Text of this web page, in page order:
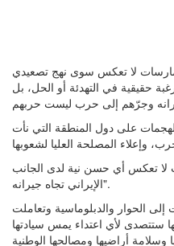
لا تعكس سوى نهج تصعيدي
حقيقية في التهدئة أو الحل، بل
على دول المنطقة التي نأت
تعكس أي حسن نية لدى الجانب
الإيراني تجاه جيرانه".
الحوار والدبلوماسية وتعاملت
ستتصدى لأي اعتداء يمس سيادتها